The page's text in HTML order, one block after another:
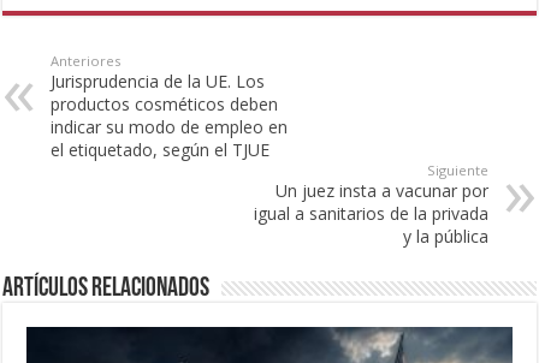
Anteriores
Jurisprudencia de la UE. Los
productos cosméticos deben
indicar su modo de empleo en
el etiquetado, según el TJUE
Siguiente
Un juez insta a vacunar por
igual a sanitarios de la privada
y la pública
Artículos Relacionados